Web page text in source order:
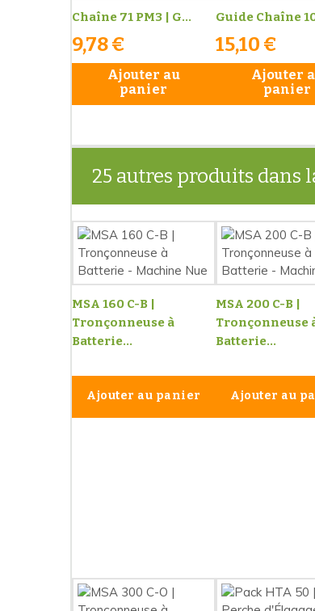
Chaîne 71 PM3 | G...
9,78 €
Ajouter au
panier
Guide Chaîne
15,10 €
Ajouter
panier
25 autres produits dans
MSA 160 C-B |
Tronçonneuse à
Batterie...
Ajouter au panier
MSA 200 C-B |
Tronçonneuse
Batterie...
Ajouter au